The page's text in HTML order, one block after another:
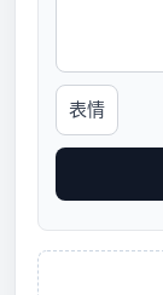
表情